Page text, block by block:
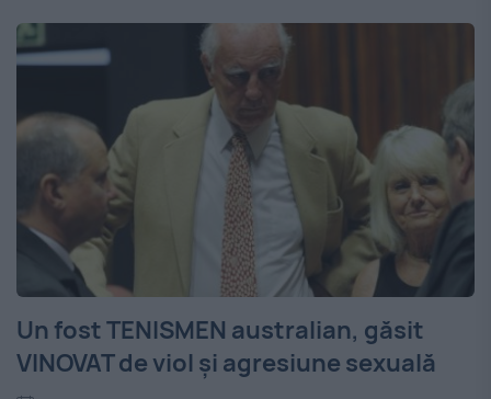
Un fost TENISMEN australian, găsit
VINOVAT de viol și agresiune sexuală